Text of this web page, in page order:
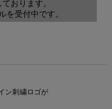
おります。
を受付中です。
ン刺繍ロゴが